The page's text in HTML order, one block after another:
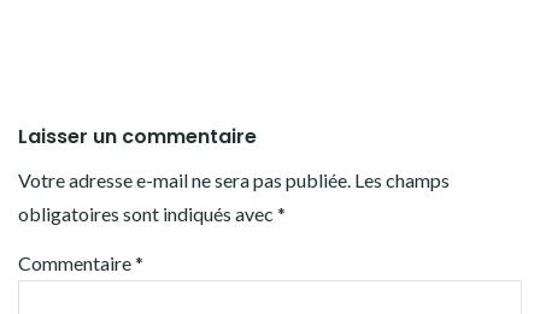
Laisser un commentaire
Votre adresse e-mail ne sera pas publiée. Les champs
obligatoires sont indiqués avec *
Commentaire*